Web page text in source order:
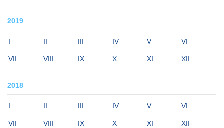
2019
I II III IV V VI
VII VIII IX X XI XII
2018
I II III IV V VI
VII VIII IX X XI XII